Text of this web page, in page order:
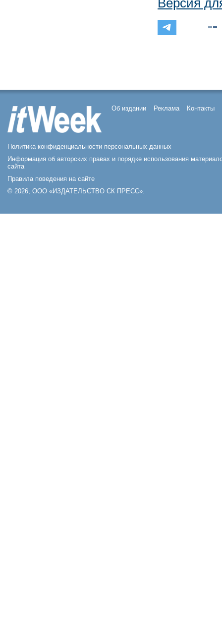
Версия
Об издании Реклама Контакты
Политика конфиденциальности персональных данных
Информация об авторских правах и порядке использования
сайта
Правила поведения на сайте
© 2026, ООО «ИЗДАТЕЛЬСТВО СК ПРЕСС».